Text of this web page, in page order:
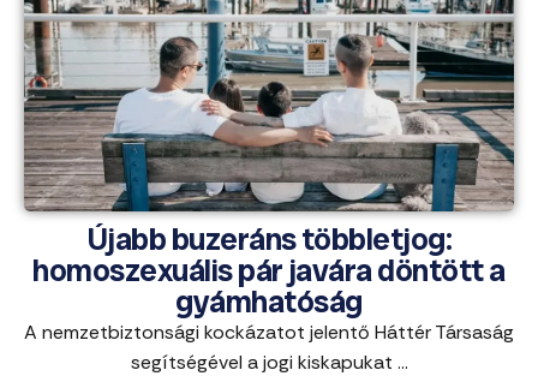
Újabb buzeráns többletjog:
homoszexuális pár javára döntött a
gyámhatóság
A nemzetbiztonsági kockázatot jelentő Háttér Társaság
segítségével a jogi kiskapukat ...